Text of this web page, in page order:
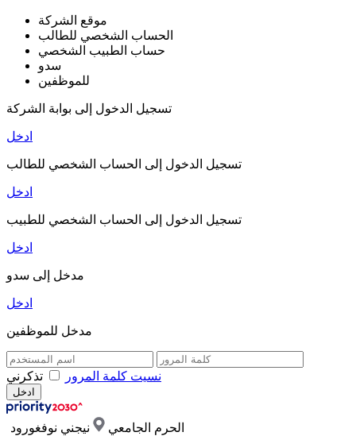
موقع الشركة
الحساب الشخصي للطالب
حساب الطبيب الشخصي
سدو
للموظفين
تسجيل الدخول إلى بوابة الشركة
ادخل
تسجيل الدخول إلى الحساب الشخصي للطالب
ادخل
تسجيل الدخول إلى الحساب الشخصي للطبيب
ادخل
مدخل إلى سدو
ادخل
مدخل للموظفين
نسيت كلمة المرور تذكرني
الحرم الجامعي
نيجني نوفغورود